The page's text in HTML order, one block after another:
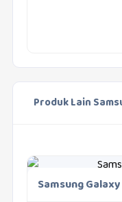
Produk Lain
Samsung Galaxy